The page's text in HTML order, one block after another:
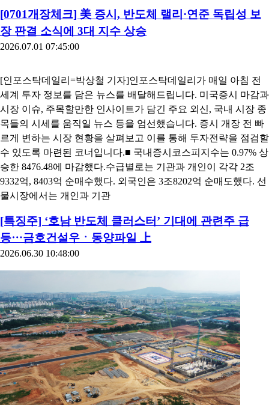
[0701개장체크] 美 증시, 반도체 랠리·연준 독립성 보
장 판결 소식에 3대 지수 상승
2026.07.01 07:45:00
[인포스탁데일리=박상철 기자]인포스탁데일리가 매일 아침 전
세계 투자 정보를 담은 뉴스를 배달해드립니다. 미국증시 마감과
시장 이슈, 주목할만한 인사이트가 담긴 주요 외신, 국내 시장 종
목들의 시세를 움직일 뉴스 등을 엄선했습니다. 증시 개장 전 빠
르게 변하는 시장 현황을 살펴보고 이를 통해 투자전략을 점검할
수 있도록 마련된 코너입니다.■ 국내증시코스피지수는 0.97% 상
승한 8476.48에 마감했다.수급별로는 기관과 개인이 각각 2조
9332억, 8403억 순매수했다. 외국인은 3조8202억 순매도했다. 선
물시장에서는 개인과 기관
[특징주] ‘호남 반도체 클러스터’ 기대에 관련주 급
등⋯금호건설우ㆍ동양파일 上
2026.06.30 10:48:00